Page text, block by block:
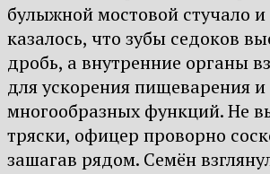
булыжной мостовой стучало и
казалось, что зубы седоков
дробь, а внутренние органы
для ускорения пищеварения
многообразных функций. Не
тряски, офицер проворно
зашагав рядом. Семён